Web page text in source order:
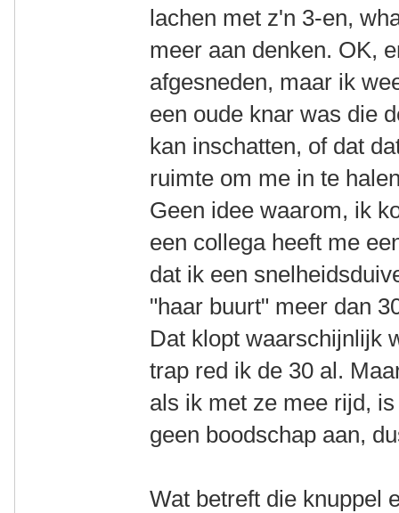
lachen met z'n 3-en,
meer aan denken. OK,
afgesneden, maar ik
een oude knar was die
kan inschatten, of dat
ruimte om me in te
Geen idee waarom, ik
een collega heeft me
dat ik een
"haar buurt" meer dan
Dat klopt waarschijnlijk
trap red ik de 30 al.
als ik met ze mee rijd,
geen boodschap aan,
Wat betreft die knuppel